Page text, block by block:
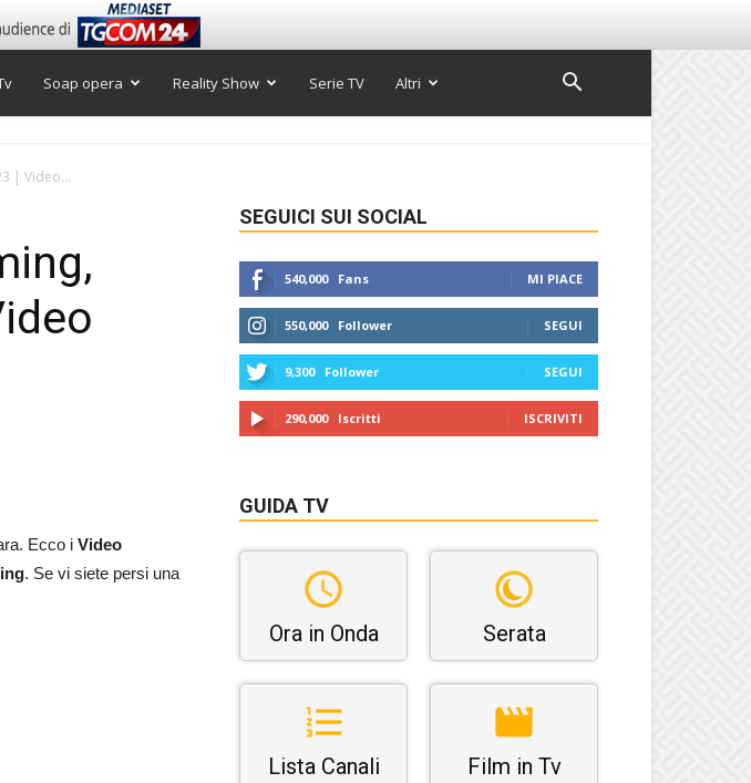
Soap opera Reality Show Serie TV Altri
| Video...
Ecco i Video
. Se vi siete persi una
SEGUICI SUI SOCIAL
540,000 Fans MI PIACE
550,000 Follower SEGUI
9,300 Follower SEGUI
290,000 Iscritti ISCRIVITI
GUIDA TV
Ora in Onda Serata
Lista Canali Film in Tv